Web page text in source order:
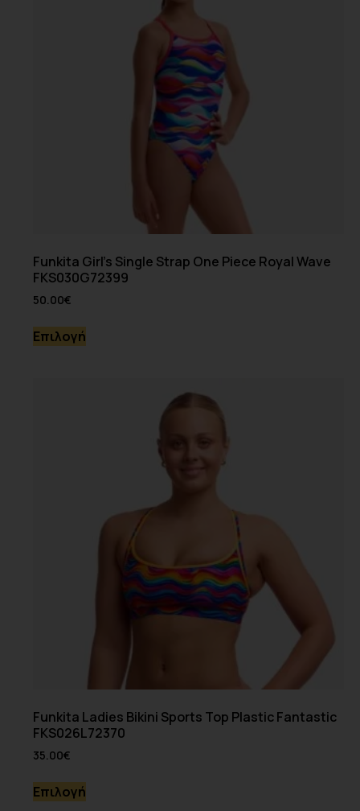
Funkita Girl’s Single Strap One Piece Royal Wave
FKS030G72399
50.00€
Επιλογή
Funkita Ladies Bikini Sports Top Plastic Fantastic
FKS026L72370
35.00€
Επιλογή